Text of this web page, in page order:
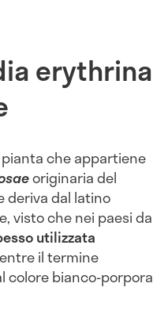
erythrina
che appartiene
originaria del
deriva dal latino
visto che nei paesi da
utilizzata
il termine
colore bianco-porpora